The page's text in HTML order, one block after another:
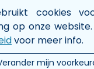
cookies
op onze
voor meer info.
mijn